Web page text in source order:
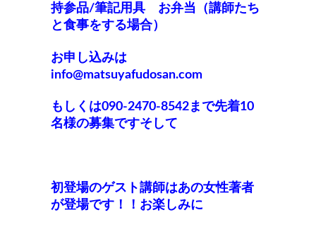
持参品/筆記用具 お弁当（講師たち
と食事をする場合）
お申し込みは
info@matsuyafudosan.com
もしくは090-2470‐8542ま で先着10
名様の募集ですそして
初登場のゲスト講師はあの女性著者
が登場です！！お楽しみに